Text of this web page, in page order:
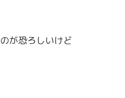
のが恐ろしいけど